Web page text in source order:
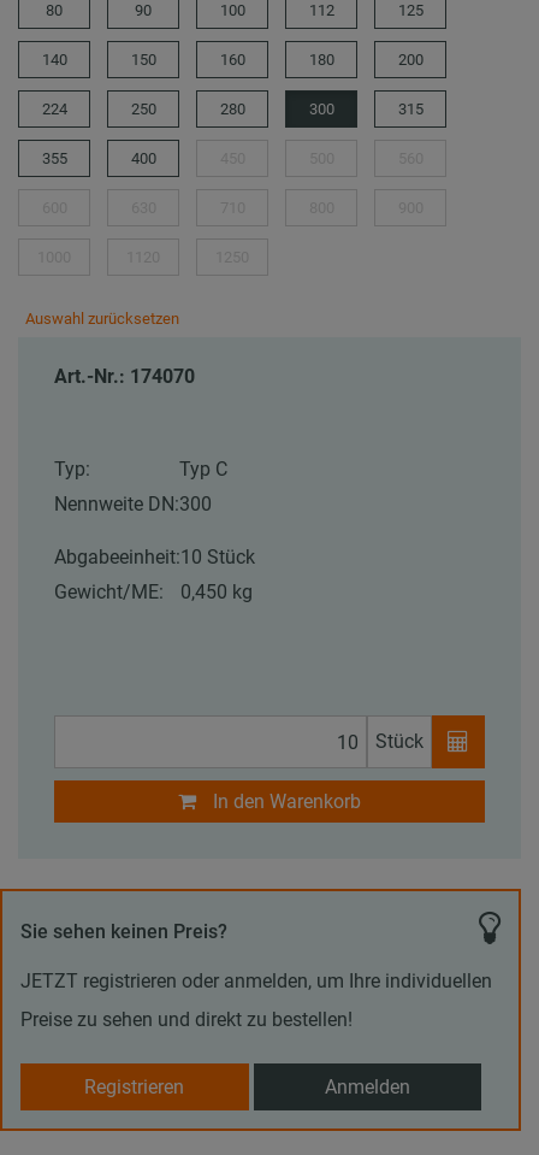
80 90 100 112 125
140 150 160 180 200
224 250 280 300 315
355 400
Auswahl zurücksetzen
Art.-Nr.: 174070
Typ:
Typ C
Nennweite DN:300
Abgabeeinheit:10 Stück
Gewicht/ME:
0,450 kg
Stück
In den Warenkorb
Sie sehen keinen Preis?
JETZT registrieren oder anmelden, um Ihre individuellen
Preise zu sehen und direkt zu bestellen!
Registrieren Anmelden